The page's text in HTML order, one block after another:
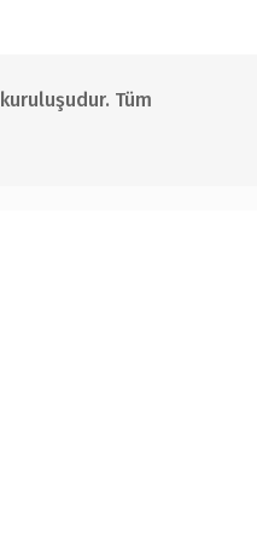
kuruluşudur. Tüm